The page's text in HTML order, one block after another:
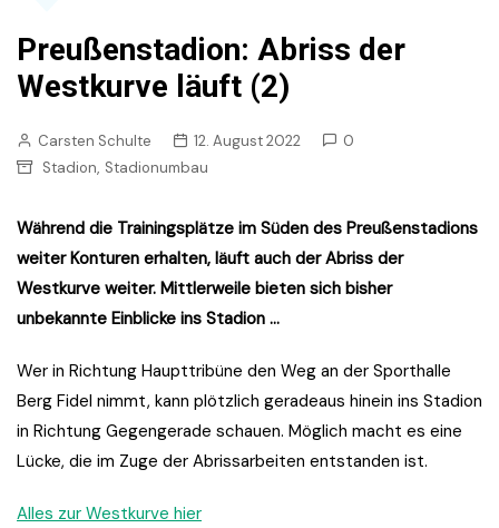
Preußenstadion: Abriss der
Westkurve läuft (2)
Carsten Schulte 12. August 2022
0
Stadion, Stadionumbau
Während die Trainingsplätze im Süden des Preußenstadions
weiter Konturen erhalten, läuft auch der Abriss der
Westkurve weiter. Mittlerweile bieten sich bisher
unbekannte Einblicke ins Stadion …
Wer in Richtung Haupttribüne den Weg an der Sporthalle
Berg Fidel nimmt, kann plötzlich geradeaus hinein ins Stadion
in Richtung Gegengerade schauen. Möglich macht es eine
Lücke, die im Zuge der Abrissarbeiten entstanden ist.
Alles zur Westkurve hier